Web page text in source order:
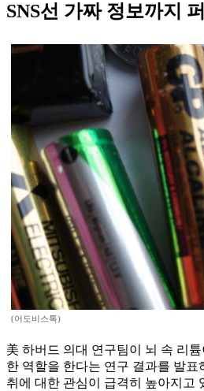
SNS선 가짜 정보까지
(어도비스톡)
美 하버드 의대 연구팀이 뇌 속 리
한 역할을 한다는 연구 결과를 발표
취에 대한 관심이 급격히 높아지고